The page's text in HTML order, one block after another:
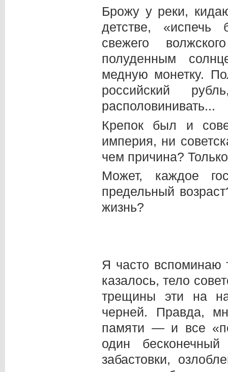
Брожу у реки,
детстве, «испечь
свежего
полуденным
медную монетку.
российский
располовинивать...
Крепок был и
империя, ни
чем причина?
Может, каждое
предельный
жизнь?
Я часто вспоминаю
казалось, тело
трещины эти на
черней. Правда,
памяти — и все
один
забастовки,